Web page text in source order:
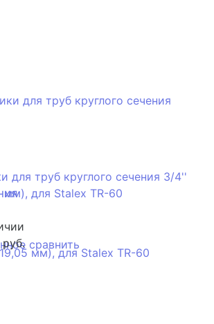
сравнить
для труб круглого сечения 3/4''
мм), для Stalex TR-60